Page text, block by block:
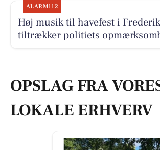
ALARM112
Høj musik til havefest i
tiltrækker politiets
OPSLAG FRA
LOKALE ERHVERV